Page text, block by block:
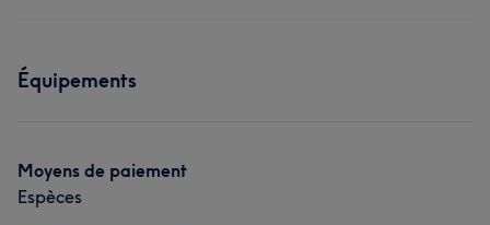
Équipements
Moyens de paiement
Espèces